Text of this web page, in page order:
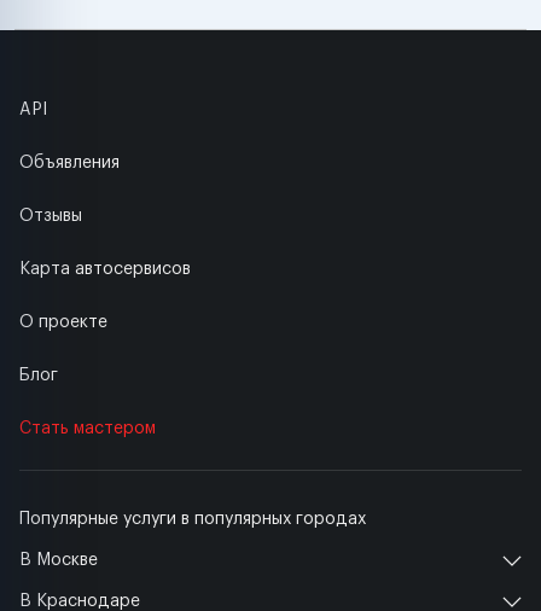
Популярные услуги в популярных городах
В Москве
В Краснодаре
API
Объявления
Отзывы
Карта автосервисов
О проекте
Блог
Стать мастером